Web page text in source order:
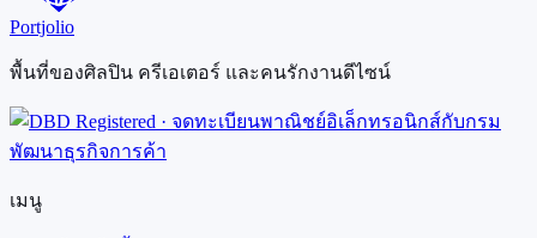
Portjolio
พื้นที่ของศิลปิน ครีเอเตอร์ และคนรักงานดีไซน์
เมนู